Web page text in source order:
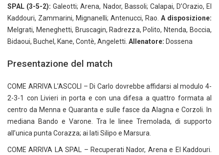
SPAL (3-5-2): Galeotti; Arena, Nador, Bassoli; Calapai, D’Orazio, El
Kaddouri, Zammarini, Mignanelli; Antenucci, Rao. A disposizione:
Melgrati, Meneghetti, Bruscagin, Radrezza, Polito, Ntenda, Boccia,
Bidaoui, Buchel, Kane, Contè, Angeletti. Allenatore: Dossena
Presentazione del match
COME ARRIVA L’ASCOLI – Di Carlo dovrebbe affidarsi al modulo 4-
2-3-1 con Livieri in porta e con una difesa a quattro formata al
centro da Menna e Quaranta e sulle fasce da Alagna e Corzoli. In
mediana Bando e Varone. Tra le linee Tremolada, di supporto
all’unica punta Corazza; ai lati Silipo e Marsura.
COME ARRIVA LA SPAL – Recuperati Nador, Arena e El Kaddouri.